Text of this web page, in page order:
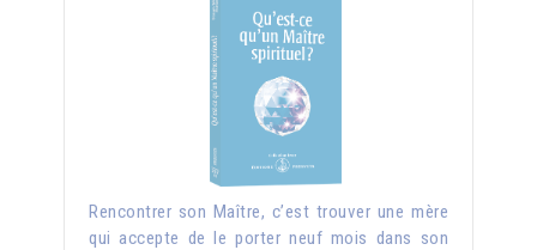
Rencontrer son Maître, c’est trouver une mère
qui accepte de le porter neuf mois dans son